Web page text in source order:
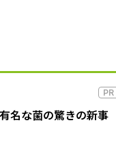
PR
名な菌の驚きの新事